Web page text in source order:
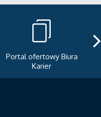
Portal ofertowy Biura
Karier